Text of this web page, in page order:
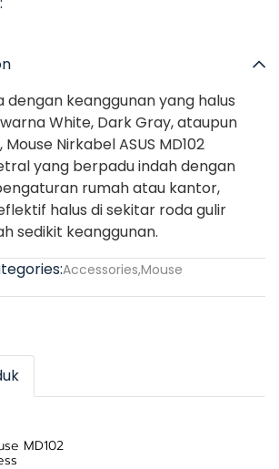
dengan keanggunan yang halus
White, Dark Gray, ataupun
Nirkabel ASUS MD102
yang berpadu indah dengan
rumah atau kantor,
halus di sekitar roda gulir
sedikit keanggunan.
Accessories,Mouse
MD102